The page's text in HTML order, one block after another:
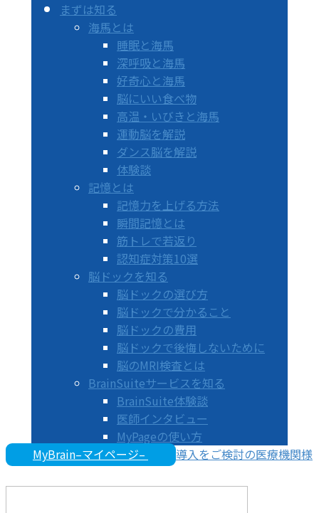
まずは知る
海馬とは
睡眠と海馬
深呼吸と海馬
好奇心と海馬
脳にいい食べ物
高温・いびきと海馬
運動脳を解説
ダンス脳を解説
体験談
記憶とは
記憶力を上げる方法
瞬間記憶とは
筋トレで若返り
認知症対策10選
脳ドックを知る
脳ドックの選び方
脳ドックで分かること
脳ドックの費用
脳ドックで後悔しないために
脳のMRI検査とは
BrainSuiteサービスを知る
BrainSuite体験談
医師インタビュー
MyPageの使い方
MyBrain–マイページ–
導入をご検討の医療機関様